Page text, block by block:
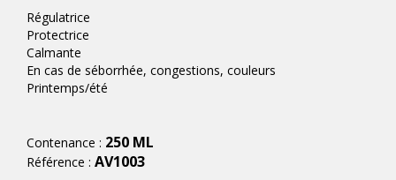
Régulatrice
Protectrice
Calmante
En cas de séborrhée, congestions, couleurs
Printemps/été
Contenance : 250 ML
Référence : AV1003